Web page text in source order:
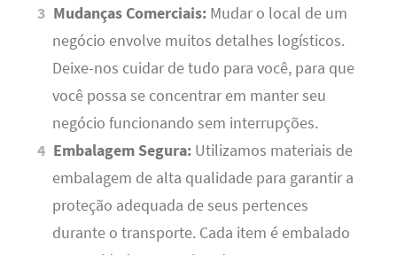
Mudanças Comerciais: Mudar o local de um
negócio envolve muitos detalhes logísticos.
Deixe-nos cuidar de tudo para você, para que
você possa se concentrar em manter seu
negócio funcionando sem interrupções.
Embalagem Segura: Utilizamos materiais de
embalagem de alta qualidade para garantir a
proteção adequada de seus pertences
durante o transporte. Cada item é embalado